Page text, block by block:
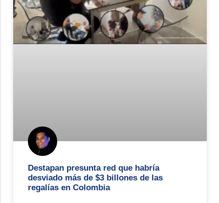
Destapan presunta red que habría
desviado más de $3 billones de las
regalías en Colombia